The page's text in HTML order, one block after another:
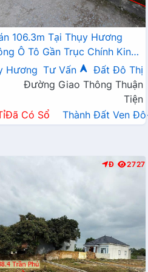
106.3m Tại Thụy Hương
Ô Tô Gần Trục Chính Kinh
Vài Tỷ
Hương Tư Vấn
Đất Đô Thị
Đường Giao Thông Thuận
Tiện
Đã Có Sổ Thành Đất Ven
Đ 2727